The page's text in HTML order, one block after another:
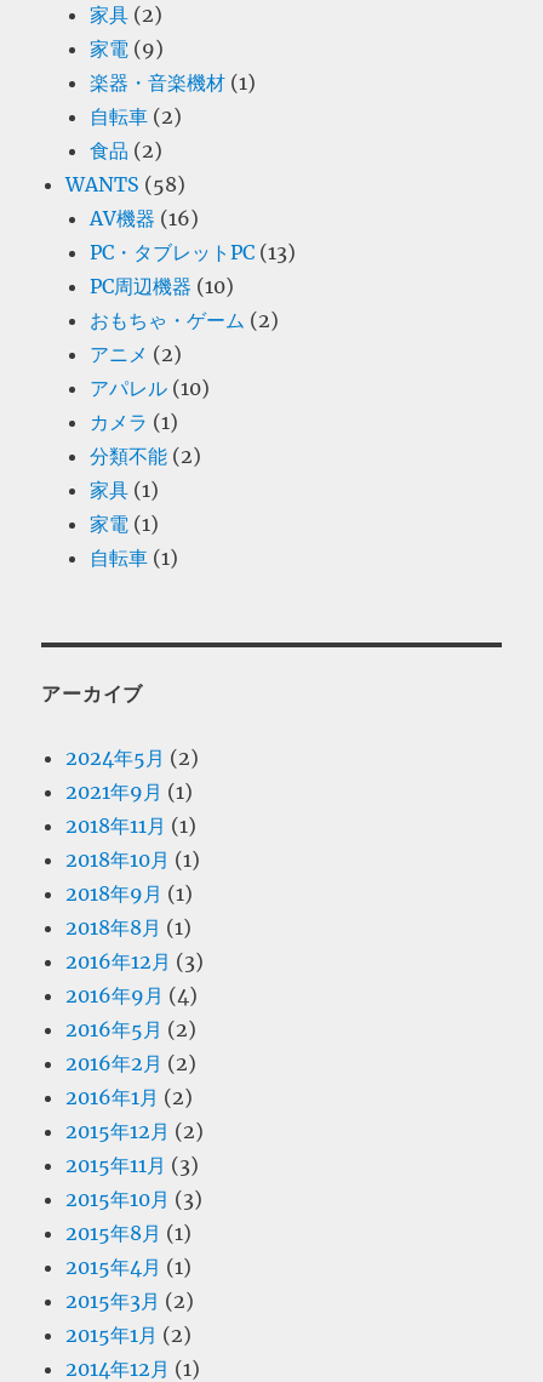
家具 (2)
家電 (9)
楽器・音楽機材 (1)
自転車 (2)
食品 (2)
WANTS (58)
AV機器 (16)
PC・タブレットPC (13)
PC周辺機器 (10)
おもちゃ・ゲーム (2)
アニメ (2)
アパレル (10)
カメラ (1)
分類不能 (2)
家具 (1)
家電 (1)
自転車 (1)
アーカイブ
2024年5月 (2)
2021年9月 (1)
2018年11月 (1)
2018年10月 (1)
2018年9月 (1)
2018年8月 (1)
2016年12月 (3)
2016年9月 (4)
2016年5月 (2)
2016年2月 (2)
2016年1月 (2)
2015年12月 (2)
2015年11月 (3)
2015年10月 (3)
2015年8月 (1)
2015年4月 (1)
2015年3月 (2)
2015年1月 (2)
2014年12月 (1)